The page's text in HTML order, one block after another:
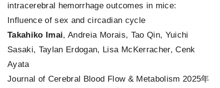
intracerebral hemorrhage outcomes in mice:
Influence of sex and circadian cycle
Takahiko Imai, Andreia Morais, Tao Qin, Yuichi
Sasaki, Taylan Erdogan, Lisa McKerracher, Cenk
Ayata
Journal of Cerebral Blood Flow & Metabolism 2025年